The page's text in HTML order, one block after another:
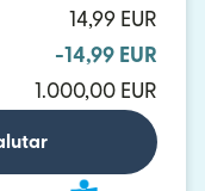
14,99 EUR
-14,99 EUR
1.000,00 EUR